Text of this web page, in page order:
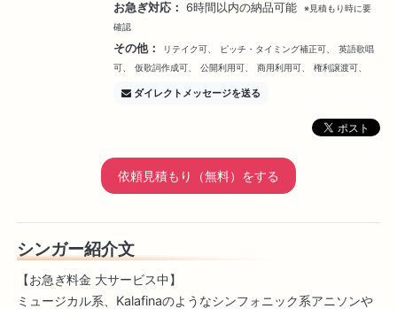
お急ぎ対応： 6時間以内の納品可能
※見積もり時に要
確認
その他： リテイク可、 ピッチ・タイミング補正可、
英語歌唱
可、
仮歌詞作成可、 公開利用可、 商用利用可、 権利譲渡可、
ダイレクトメッセージを送る
依頼見積もり（無料）をする
シンガー紹介文
【お急ぎ料金 大サービス中】
ミュージカル系、Kalafinaのようなシンフォニック系アニソンや